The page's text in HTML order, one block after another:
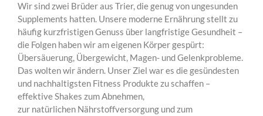
Wir sind zwei Brüder aus Trier, die genug von ungesunden
Supplements hatten. Unsere moderne Ernährung stellt zu
häufig kurzfristigen Genuss über langfristige Gesundheit –
die Folgen haben wir am eigenen Körper gespürt:
Übersäuerung, Übergewicht, Magen- und Gelenkprobleme.
Das wolten wir ändern. Unser Ziel war es die gesündesten
und nachhaltigsten Fitness Produkte zu schaffen –
effektive Shakes zum Abnehmen,
zur natürlichen Nährstoffversorgung und zum